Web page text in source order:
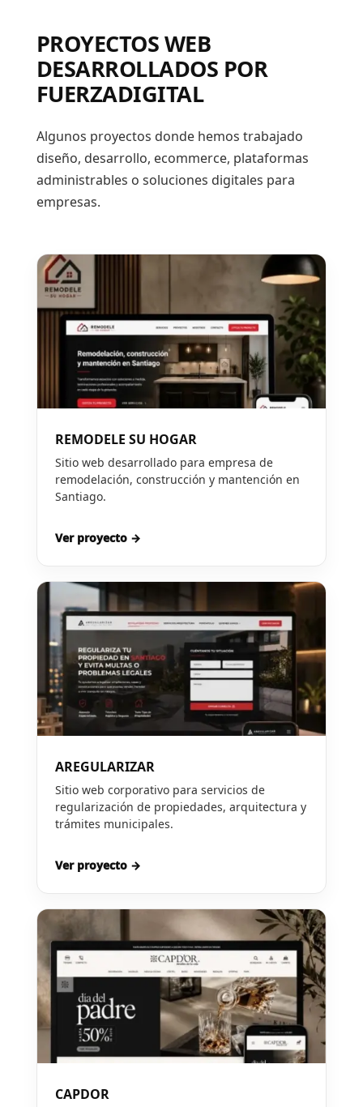
PROYECTOS WEB
DESARROLLADOS POR
FUERZADIGITAL
Algunos proyectos donde hemos trabajado
diseño, desarrollo, ecommerce, plataformas
administrables o soluciones digitales para
empresas.
REMODELE SU HOGAR
Sitio web desarrollado para empresa de
remodelación, construcción y mantención en
Santiago.
Ver proyecto →
AREGULARIZAR
Sitio web corporativo para servicios de
regularización de propiedades, arquitectura y
trámites municipales.
Ver proyecto →
CAPDOR